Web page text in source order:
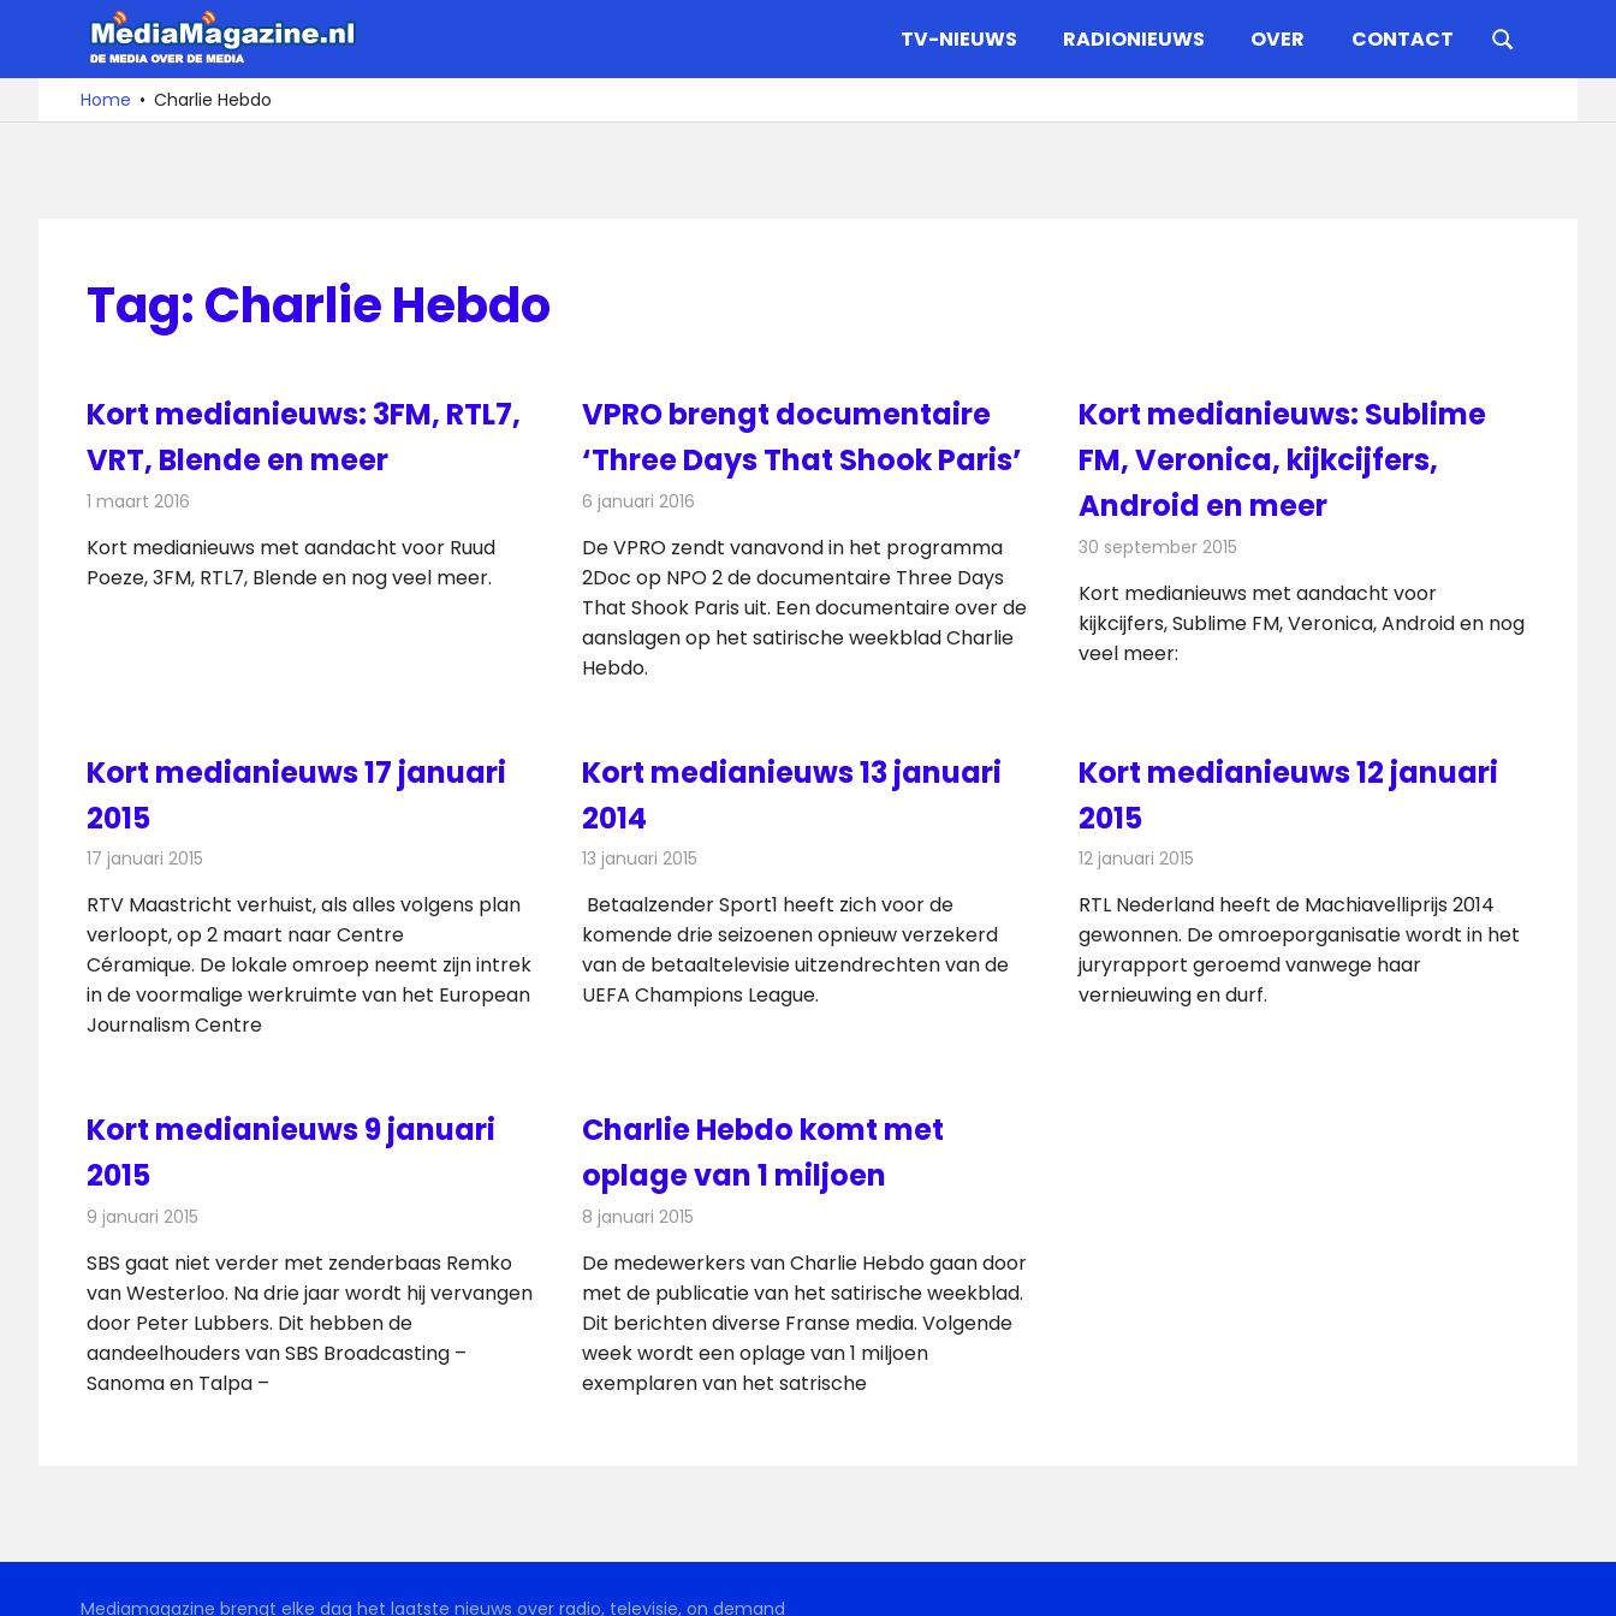
de
De
media
over
TV-NIEUWS RADIONIEUWS OVER CONTACT
Home Charlie Hebdo
Tag:Charlie Hebdo
Kort medianieuws: 3FM, RTL7,
VRT, Blende en meer
1 maart 2016
Kort medianieuws met aandacht voor Ruud
Poeze, 3FM, RTL7, Blende en nog veel meer.
VPRO brengt documentaire
‘Three Days That Shook Paris’
6 januari 2016
De VPRO zendt vanavond in het programma
2Doc op NPO 2 de documentaire Three Days
That Shook Paris uit. Een documentaire over de
aanslagen op het satirische weekblad Charlie
Hebdo.
Kort medianieuws: Sublime
FM, Veronica, kijkcijfers,
Android en meer
30 september 2015
Kort medianieuws met aandacht voor
kijkcijfers, Sublime FM, Veronica, Android en nog
veel meer:
Kort medianieuws 17 januari
2015
17 januari 2015
RTV Maastricht verhuist, als alles volgens plan
verloopt, op 2 maart naar Centre
Céramique. De lokale omroep neemt zijn intrek
in de voormalige werkruimte van het European
Journalism Centre
Kort medianieuws 13 januari
2014
13 januari 2015
Betaalzender Sport1 heeft zich voor de
komende drie seizoenen opnieuw verzekerd
van de betaaltelevisie uitzendrechten van de
UEFA Champions League.
Kort medianieuws 12 januari
2015
12 januari 2015
RTL Nederland heeft de Machiavelliprijs 2014
gewonnen. De omroeporganisatie wordt in het
juryrapport geroemd vanwege haar
vernieuwing en durf.
Kort medianieuws 9 januari
2015
9 januari 2015
SBS gaat niet verder met zenderbaas Remko
van Westerloo. Na drie jaar wordt hij vervangen
door Peter Lubbers. Dit hebben de
aandeelhouders van SBS Broadcasting –
Sanoma en Talpa –
Charlie Hebdo komt met
oplage van 1 miljoen
8 januari 2015
De medewerkers van Charlie Hebdo gaan door
met de publicatie van het satirische weekblad.
Dit berichten diverse Franse media. Volgende
week wordt een oplage van 1 miljoen
exemplaren van het satrische
Mediamagazine brengt elke dag het laatste nieuws over radio, televisie, on demand